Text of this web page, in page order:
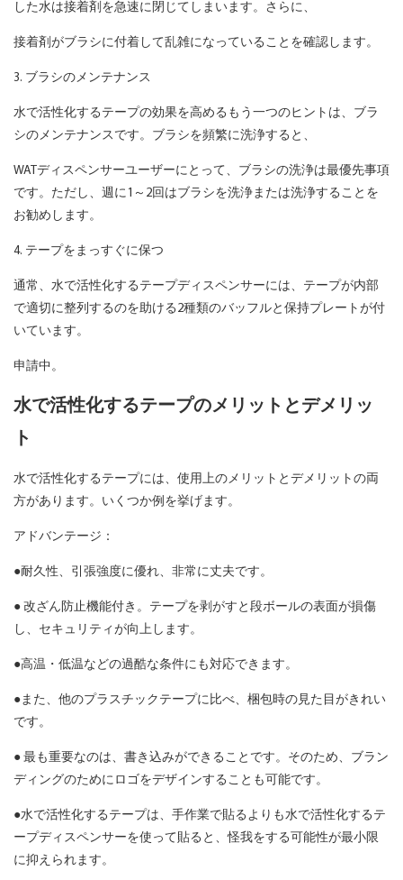
した水は接着剤を急速に閉じてしまいます。さらに、
接着剤がブラシに付着して乱雑になっていることを確認します。
3. ブラシのメンテナンス
水で活性化するテープの効果を高めるもう一つのヒントは、ブラ
シのメンテナンスです。ブラシを頻繁に洗浄すると、
WATディスペンサーユーザーにとって、ブラシの洗浄は最優先事項
です。ただし、週に1～2回はブラシを洗浄または洗浄することを
お勧めします。
4. テープをまっすぐに保つ
通常、水で活性化するテープディスペンサーには、テープが内部
で適切に整列するのを助ける2種類のバッフルと保持プレートが付
いています。
申請中。
水で活性化するテープのメリットとデメリッ
ト
水で活性化するテープには、使用上のメリットとデメリットの両
方があります。いくつか例を挙げます。
アドバンテージ：
●耐久性、引張強度に優れ、非常に丈夫です。
● 改ざん防止機能付き。テープを剥がすと段ボールの表面が損傷
し、セキュリティが向上します。
●高温・低温などの過酷な条件にも対応できます。
●また、他のプラスチックテープに比べ、梱包時の見た目がきれい
です。
● 最も重要なのは、書き込みができることです。そのため、ブラン
ディングのためにロゴをデザインすることも可能です。
●水で活性化するテープは、手作業で貼るよりも水で活性化するテ
ープディスペンサーを使って貼ると、怪我をする可能性が最小限
に抑えられます。